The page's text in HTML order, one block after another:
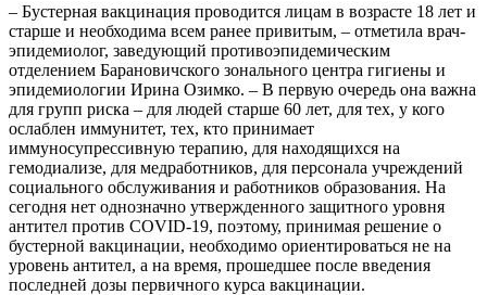
– Бустерная вакцинация проводится лицам в возрасте 18 лет и
старше и необходима всем ранее привитым, – отметила врач-
эпидемиолог, заведующий противоэпидемическим
отделением Барановичского зонального центра гигиены и
эпидемиологии Ирина Озимко. – В первую очередь она важна
для групп риска – для людей старше 60 лет, для тех, у кого
ослаблен иммунитет, тех, кто принимает
иммуносупрессивную терапию, для находящихся на
гемодиализе, для медработников, для персонала учреждений
социального обслуживания и работников образования. На
сегодня нет однозначно утвержденного защитного уровня
антител против COVID-19, поэтому, принимая решение о
бустерной вакцинации, необходимо ориентироваться не на
уровень антител, а на время, прошедшее после введения
последней дозы первичного курса вакцинации.